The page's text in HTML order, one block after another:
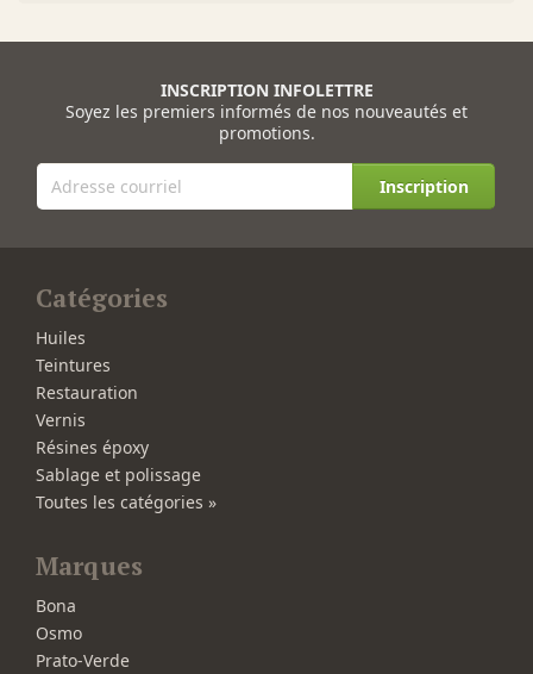
INSCRIPTION INFOLETTRE
Soyez les premiers informés de nos nouveautés et
promotions.
Inscription
Catégories
Huiles
Teintures
Restauration
Vernis
Résines époxy
Sablage et polissage
Toutes les catégories »
Marques
Bona
Osmo
Prato-Verde